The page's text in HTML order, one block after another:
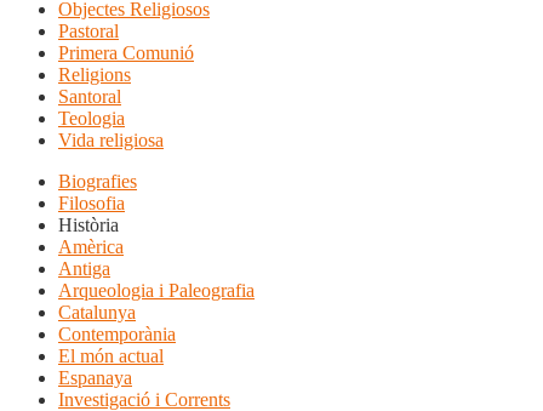
Objectes Religiosos
Pastoral
Primera Comunió
Religions
Santoral
Teologia
Vida religiosa
Biografies
Filosofia
Història
Amèrica
Antiga
Arqueologia i Paleografia
Catalunya
Contemporània
El món actual
Espanaya
Investigació i Corrents